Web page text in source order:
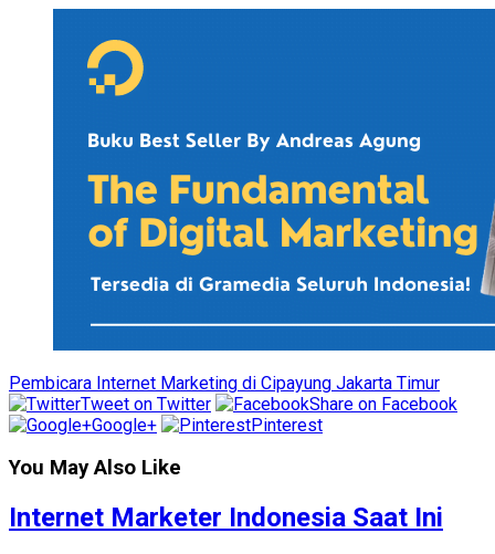
Pembicara Internet Marketing di Cipayung Jakarta Timur
Tweet on Twitter
Share on Facebook
Google+
Pinterest
You May Also Like
Internet Marketer Indonesia Saat Ini